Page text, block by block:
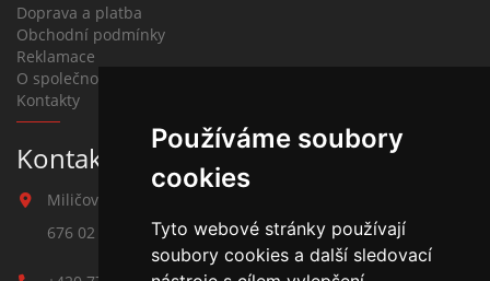
Používáme soubory
cookies
Tyto webové stránky používají
soubory cookies a další sledovací
Doprava a platba
Obchodní podmínky
Reklamace
O společnosti
Kontakty
Kontakt na závlahy
Miličova 541
676 02 Moravské Budějovice